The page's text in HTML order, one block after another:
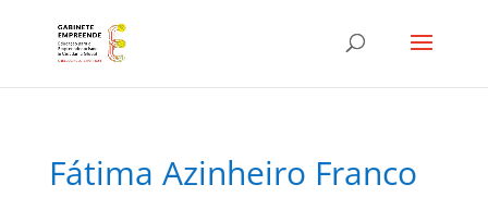
Fátima Azinheiro Franco